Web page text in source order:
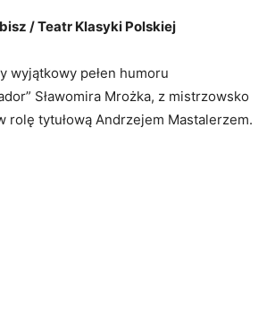
/ Teatr Klasyki Polskiej
wyjątkowy pełen humoru
Sławomira Mrożka, z mistrzowsko
rolę tytułową Andrzejem Mastalerzem.